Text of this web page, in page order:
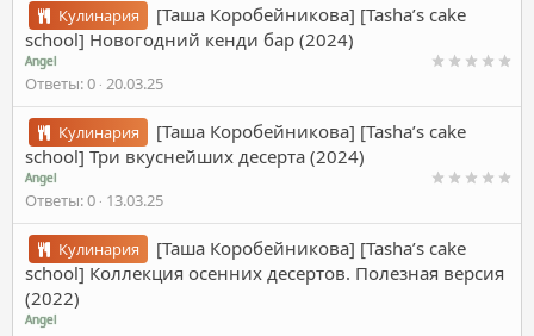
Кулинария
[Таша Коробейникова] [Tasha’s cake
school] Новогодний кенди бар (2024)
Angel
Ответы 0 20.03.25
Кулинария
[Таша Коробейникова] [Tasha’s cake
school] Три вкуснейших десерта (2024)
Angel
Ответы 0 13.03.25
Кулинария
[Таша Коробейникова] [Tasha’s cake
school] Коллекция осенних десертов. Полезная версия
(2022)
Angel